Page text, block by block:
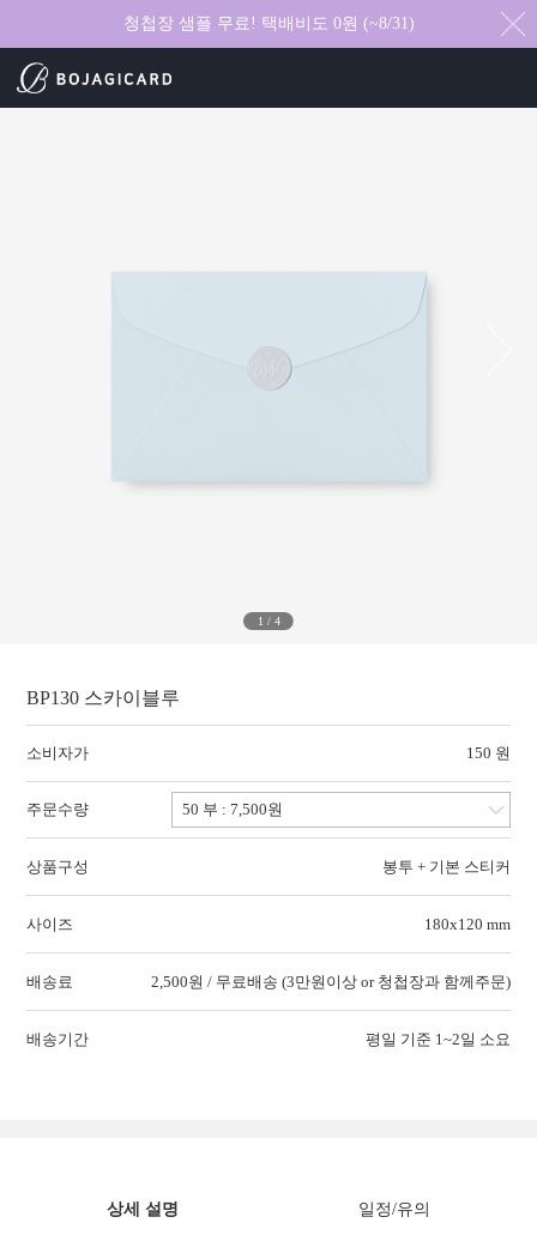
청첩장 샘플 무료! 택배비도 0원 (~8/31)
1 / 4
BP130 스카이블루
소비자가 150 원
주문수량
상품구성 봉투 + 기본 스티커
사이즈 180x120 mm
배송료 2,500원 / 무료배송 (3만원이상 or 청첩장과 함께주문)
배송기간 평일 기준 1~2일 소요
상세 설명 일정/유의